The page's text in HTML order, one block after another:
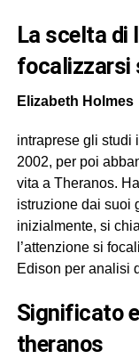
la scelta di lasciare stanford e
focalizzarsi
Elizabeth Holmes
intraprese gli studi
2002, per poi
vita a Theranos.
istruzione dai suoi
inizialmente, si
l’attenzione si
Edison per analisi
significato e promesse del nome
theranos